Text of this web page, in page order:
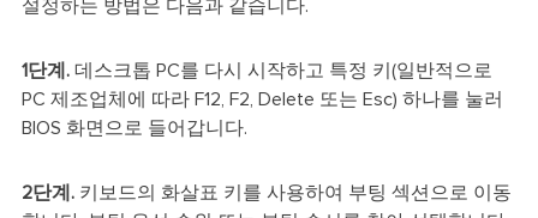
설정하는 방법은 다음과 같습니다.
1단계.데스크톱 PC를 다시 시작하고 특정 키(일반적으로
PC 제조업체에 따라 F12, F2, Delete 또는 Esc) 하나를 눌러
BIOS 화면으로 들어갑니다.
2단계.키보드의 화살표 키를 사용하여 부팅 섹션으로 이동